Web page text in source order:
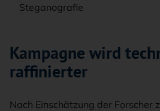
Steganografie
Kampagne wird
raffinierter
Nach Einschätzung der Forscher